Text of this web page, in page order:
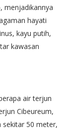
menjadikannya
hayati
kayu putih,
kawasan
air terjun
Cibeureum,
sekitar 50 meter,